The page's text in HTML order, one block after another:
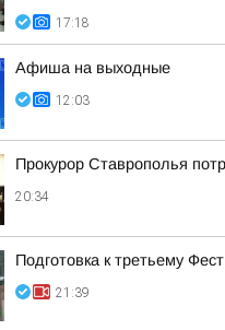
17:18
Афиша на выходные
12:03
Прокурор Ставрополья
20:34
Подготовка к третьему
21:39